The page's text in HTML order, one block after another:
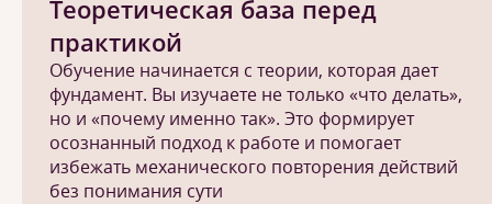
Теоретическая база перед
практикой
Обучение начинается с теории, которая дает
фундамент. Вы изучаете не только «что делать»,
но и «почему именно так». Это формирует
осознанный подход к работе и помогает
избежать механического повторения действий
без понимания сути